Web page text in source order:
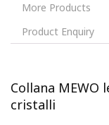
More Products
Product Enquiry
Collana
cristalli